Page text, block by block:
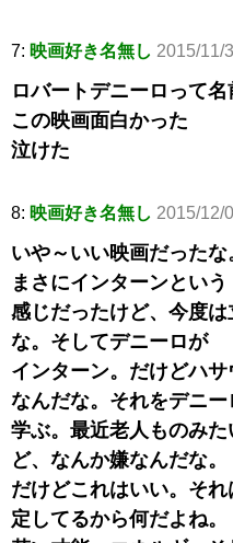
7: 映画好き名無し 2015/11/
ロバートデニーロって
この映画面白かった
泣けた
8: 映画好き名無し 2015/12/
いや～いい映画だった
まさにインターンという
感じだったけど、今度
な。そしてデニーロが
インターン。だけどハ
なんだな。それをデニー
学ぶ。最近老人ものみ
ど、なんか嫌なんだな。
だけどこれはいい。そ
定してるから何だよね。